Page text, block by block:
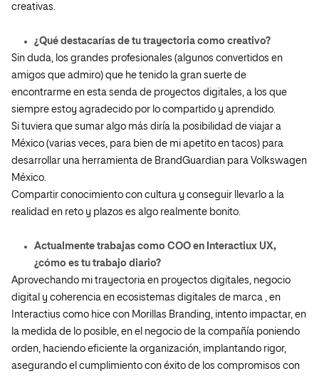
creativas.
¿Qué destacarías de tu trayectoria como creativo?
Sin duda, los grandes profesionales (algunos convertidos en
amigos que admiro) que he tenido la gran suerte de
encontrarme en esta senda de proyectos digitales, a los que
siempre estoy agradecido por lo compartido y aprendido.
Si tuviera que sumar algo más diría la posibilidad de viajar a
México (varias veces, para bien de mi apetito en tacos) para
desarrollar una herramienta de BrandGuardian para Volkswagen
México.
Compartir conocimiento con cultura y conseguir llevarlo a la
realidad en reto y plazos es algo realmente bonito.
Actualmente trabajas como COO en Interactiux UX,
¿cómo es tu trabajo diario?
Aprovechando mi trayectoria en proyectos digitales, negocio
digital y coherencia en ecosistemas digitales de marca , en
Interactius como hice con Morillas Branding, intento impactar, en
la medida de lo posible, en el negocio de la compañía poniendo
orden, haciendo eficiente la organización, implantando rigor,
asegurando el cumplimiento con éxito de los compromisos con